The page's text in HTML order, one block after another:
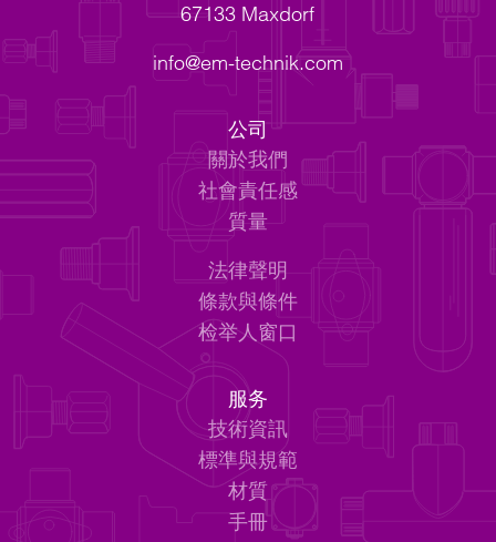
67133 Maxdorf
info@em-technik.com
公司
關於我們
社會責任感
質量
法律聲明
條款與條件
检举人窗口
服务
技術資訊
標準與規範
材質
手冊